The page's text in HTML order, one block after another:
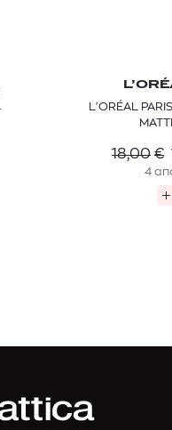
L'ORÉAL
18,00 €
4